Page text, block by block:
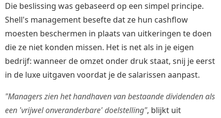
Die beslissing was gebaseerd op een simpel principe.
Shell's management besefte dat ze hun cashflow
moesten beschermen in plaats van uitkeringen te doen
die ze niet konden missen. Het is net als in je eigen
bedrijf: wanneer de omzet onder druk staat, snij je eerst
in de luxe uitgaven voordat je de salarissen aanpast.
"Managers zien het handhaven van bestaande dividenden als
een 'vrijwel onveranderbare' doelstelling", blijkt uit